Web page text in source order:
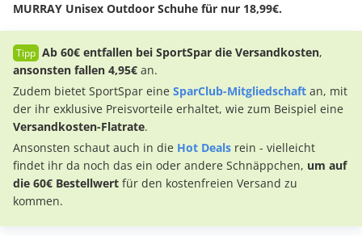
MURRAY Unisex Outdoor Schuhe für nur 18,99€.
Ab 60€ entfallen bei SportSpar die Versandkosten,
ansonsten fallen 4,95€ an.
Zudem bietet SportSpar eine SparClub-Mitgliedschaft an, mit
der ihr exklusive Preisvorteile erhaltet, wie zum Beispiel eine
Versandkosten-Flatrate.
Ansonsten schaut auch in die Hot Deals rein - vielleicht
findet ihr da noch das ein oder andere Schnäppchen, um auf
die 60€ Bestellwert für den kostenfreien Versand zu
kommen.